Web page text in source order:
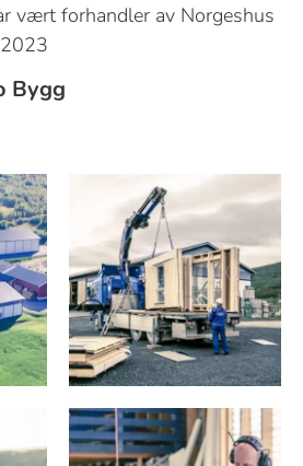
vært forhandler av Norgeshus
Bygg